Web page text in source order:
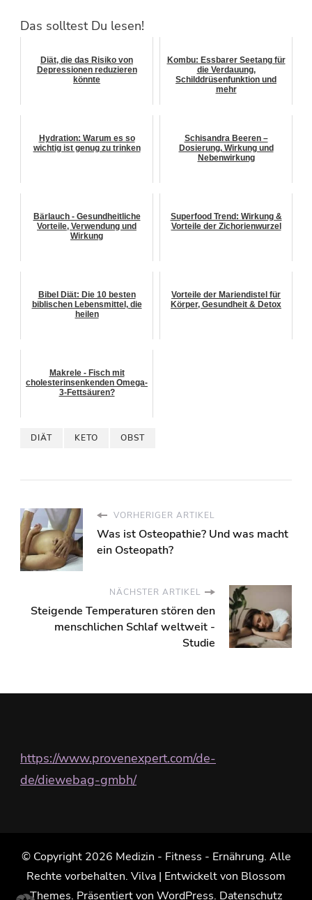
Das solltest Du lesen!
Diät, die das Risiko von
Depressionen reduzieren
könnte
Kombu: Essbarer Seetang für
die Verdauung,
Schilddrüsenfunktion und
mehr
Hydration: Warum es so
wichtig ist genug zu trinken
Schisandra Beeren –
Dosierung, Wirkung und
Nebenwirkung
Bärlauch - Gesundheitliche
Vorteile, Verwendung und
Wirkung
Superfood Trend: Wirkung &
Vorteile der Zichorienwurzel
Bibel Diät: Die 10 besten
biblischen Lebensmittel, die
heilen
Vorteile der Mariendistel für
Körper, Gesundheit & Detox
Makrele - Fisch mit
cholesterinsenkenden Omega-
3-Fettsäuren?
DIÄT KETO OBST
VORHERIGER ARTIKEL
Was ist Osteopathie? Und was macht
ein Osteopath?
NÄCHSTER ARTIKEL
Steigende Temperaturen stören den
menschlichen Schlaf weltweit -
Studie
https://www.provenexpert.com/de-
de/diewebag-gmbh/
© Copyright 2026 Medizin - Fitness - Ernährung. Alle
Rechte vorbehalten. Vilva | Entwickelt von Blossom
Themes. Präsentiert von WordPress. Datenschutz